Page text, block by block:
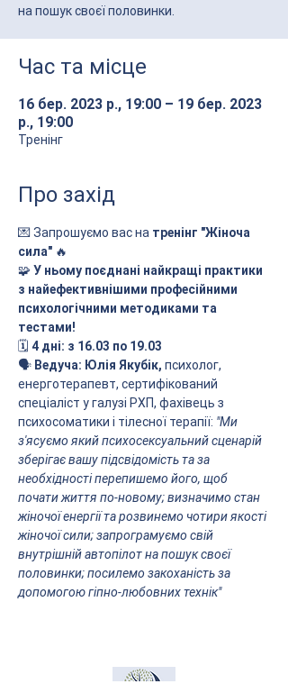
на пошук своєї половинки.
Час та місце
16 бер. 2023 р., 19:00 – 19 бер. 2023
р., 19:00
Тренінг
Про захід
💌 Запрошуємо вас на тренінг "Жіноча
сила" 🔥
🧩 У ньому поєднані найкращі практики
з найефективнішими професійними
психологічними методиками та
тестами!
🗓 4 дні: з 16.03 по 19.03
🗣 Ведуча: Юлія Якубік, психолог,
енерготерапевт, сертифікований
спеціаліст у галузі РХП, фахівець з
психосоматики і тілесної терапії: "Ми
з'ясуємо який психосексуальний сценарій
зберігає вашу підсвідомість та за
необхідності перепишемо його, щоб
почати життя по-новому; визначимо стан
жіночої енергії та розвинемо чотири якості
жіночої сили; запрограмуємо свій
внутрішній автопілот на пошук своєї
половинки; посилемо закоханість за
допомогою гіпно-любовних технік"